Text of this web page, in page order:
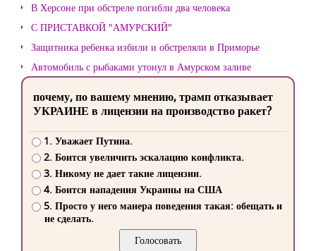
В Херсоне при обстреле погибли два человека
С ПРИСТАВКОЙ "АМУРСКИЙ"
Защитника ребенка избили и обстреляли в Приморье
Автомобиль с рыбаками утонул в Амурском заливе
почему, по вашему мнению, трамп отказывает
УКРАИНЕ в лицензии на производство ракет?
1. Уважает Путина.
2. Боится увеличить эскалацию конфликта.
3. Никому не дает такие лицензии.
4. Боится нападения Украины на США
5. Просто у него манера поведения такая: обещать и
не сделать.